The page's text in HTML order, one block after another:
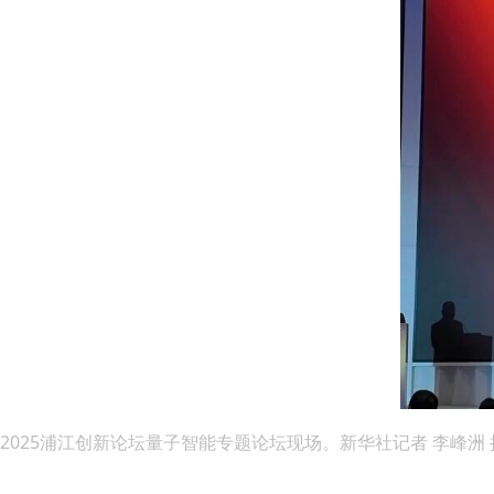
2025浦江创新论坛量子智能专题论坛现场。新华社记者 李峰洲